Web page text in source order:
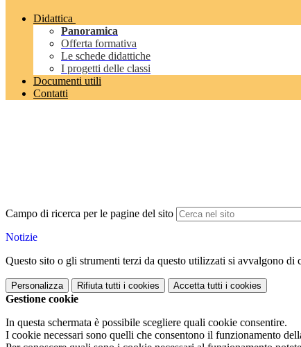
Didattica
Panoramica
Offerta formativa
Le schede didattiche
I progetti delle classi
Documenti utili
Contatti
Campo di ricerca per le pagine del sito
Notizie
Questo sito o gli strumenti terzi da questo utilizzati si avvalgono
Personalizza Rifiuta tutti i cookies Accetta tutti i cookies
Gestione cookie
In questa schermata è possibile scegliere quali cookie consentire.
I cookie necessari sono quelli che consentono il funzionamento